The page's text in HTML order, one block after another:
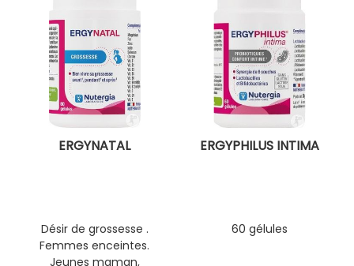
ERGYNATAL
Désir de grossesse .
Femmes enceintes.
Jeunes maman,
ERGYPHILUS INTIMA
60 gélules